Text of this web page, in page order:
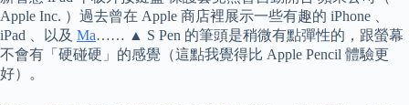
Apple Inc. ）過去曾在 Apple 商店裡展示一些有趣的 iPhone 、
iPad 、以及 Ma…… ▲ S Pen 的筆頭是稍微有點彈性的，跟螢幕
不會有「硬碰硬」的感覺（這點我覺得比 Apple Pencil 體驗更
好）。